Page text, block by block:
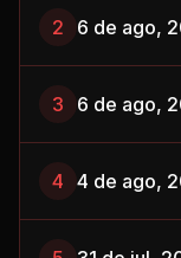
2 6 de ago,
3 6 de ago,
4 4 de ago,